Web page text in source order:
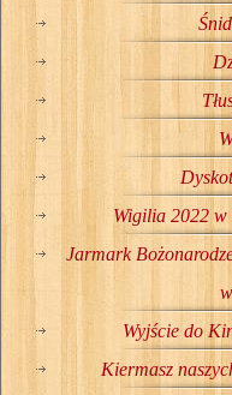
Wigilia 2022
Jarmark
Wyjście do
Kiermasz